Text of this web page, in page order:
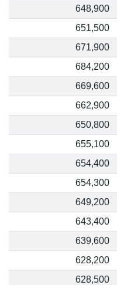
648,900
651,500
671,900
684,200
669,600
662,900
650,800
655,100
654,400
654,300
649,200
643,400
639,600
628,200
628,500